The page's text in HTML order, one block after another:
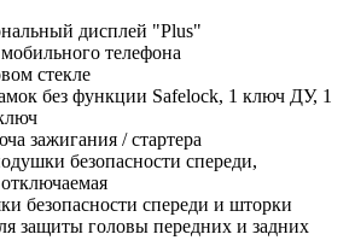
дисплей "Plus"
телефона
стекле
без функции Safelock, 1 ключ ДУ, 1
зажигания / стартера
безопасности спереди,
безопасности спереди и шторки
защиты головы передних и задних